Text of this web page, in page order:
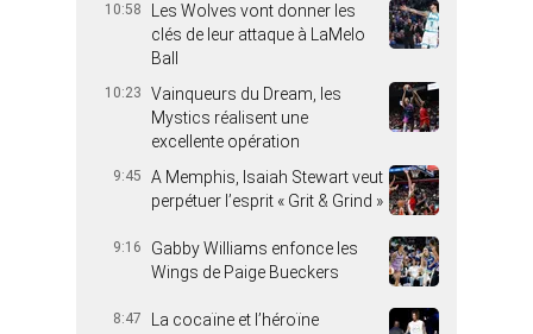
10:58
Les Wolves vont donner les
clés de leur attaque à LaMelo
Ball
10:23
Vainqueurs du Dream, les
Mystics réalisent une
excellente opération
9:45
A Memphis, Isaiah Stewart veut
perpétuer l’esprit « Grit & Grind »
9:16
Gabby Williams enfonce les
Wings de Paige Bueckers
8:47
La cocaïne et l’héroïne